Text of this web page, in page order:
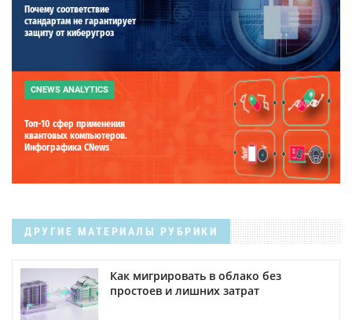
Почему соответствие
стандартам не гарантирует
защиту от киберугроз
CNEWS ANALYTICS
Топ-10 сфер применения
квантовых компьютеров.
Инфографика CNews
ДРУГИЕ МАТЕРИАЛЫ РУБРИКИ
Как мигрировать в облако без
простоев и лишних затрат